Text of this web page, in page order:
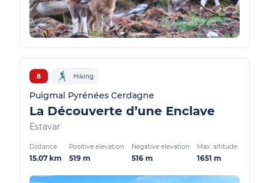
8 Hiking
Puigmal Pyrénées Cerdagne
La Découverte d’une Enclave
Estavar
Distance
15.07 km
Positive elevation
519 m
Negative elevation
516 m
Max. altitude
1651 m